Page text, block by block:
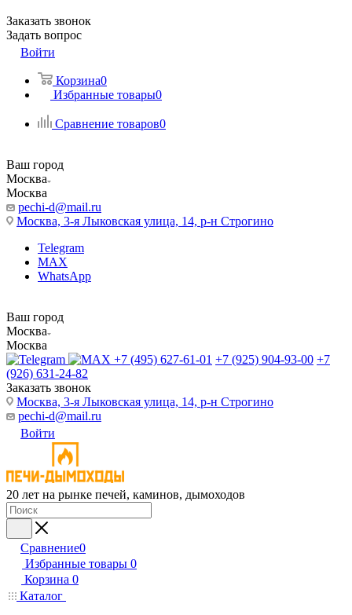
Заказать звонок
Задать вопрос
Войти
Корзина0
Избранные товары0
Сравнение товаров0
Ваш город
Москва
Москва
pechi-d@mail.ru
Москва, 3-я Лыковская улица, 14, р-н Строгино
Telegram
MAX
WhatsApp
Ваш город
Москва
Москва
+7 (495) 627-61-01 +7 (925) 904-93-00 +7
(926) 631-24-82
Заказать звонок
Москва, 3-я Лыковская улица, 14, р-н Строгино
pechi-d@mail.ru
Войти
20 лет на рынке печей, каминов, дымоходов
Сравнение0
Избранные товары 0
Корзина 0
Каталог